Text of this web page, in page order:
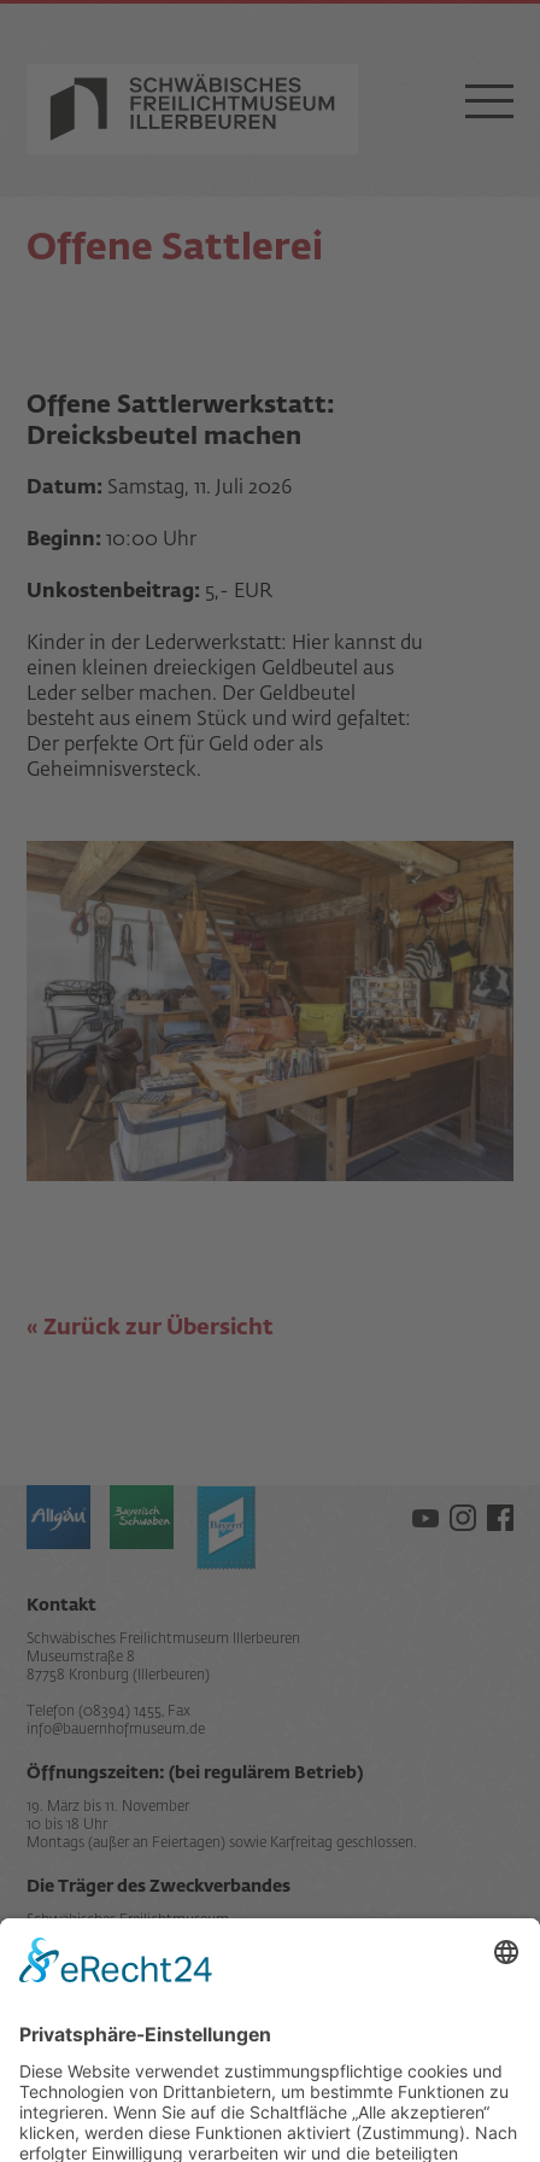
Offene Sattlerei
Offene Sattlerwerkstatt:
Dreicksbeutel machen
Datum: Samstag, 11. Juli 2026
Beginn: 10:00 Uhr
Unkostenbeitrag: 5,- EUR
Kinder in der Lederwerkstatt: Hier kannst du
einen kleinen dreieckigen Geldbeutel aus
Leder selber machen. Der Geldbeutel
besteht aus einem Stück und wird gefaltet:
Der perfekte Ort für Geld oder als
Geheimnisversteck.
Zurück zur Übersicht
Kontakt
Schwäbisches Freilichtmuseum Illerbeuren
Museumstraße 8
87758 Kronburg (Illerbeuren)
Telefon (08394) 1455, Fax
info@bauernhofmuseum.de
Öffnungszeiten: (bei regulärem Betrieb)
19. März bis 11. November
10 bis 18 Uhr
Montags (außer an Feiertagen) sowie Karfreitag geschlossen.
Die Träger des Zweckverbandes
Schwäbisches Freilichtmuseum
Illerbeuren sind der